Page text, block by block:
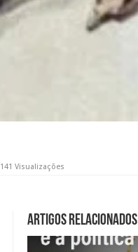
141 Visualizações
Artigos relacionados